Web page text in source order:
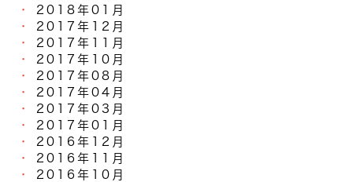
2018年01月
2017年12月
2017年11月
2017年10月
2017年08月
2017年04月
2017年03月
2017年01月
2016年12月
2016年11月
2016年10月